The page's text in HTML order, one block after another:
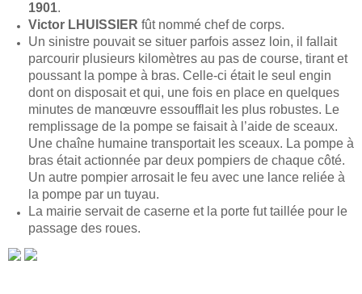
1901.
Victor LHUISSIER fût nommé chef de corps.
Un sinistre pouvait se situer parfois assez loin, il fallait
parcourir plusieurs kilomètres au pas de course, tirant et
poussant la pompe à bras. Celle-ci était le seul engin
dont on disposait et qui, une fois en place en quelques
minutes de manœuvre essoufflait les plus robustes. Le
remplissage de la pompe se faisait à l’aide de sceaux.
Une chaîne humaine transportait les sceaux. La pompe à
bras était actionnée par deux pompiers de chaque côté.
Un autre pompier arrosait le feu avec une lance reliée à
la pompe par un tuyau.
La mairie servait de caserne et la porte fut taillée pour le
passage des roues.